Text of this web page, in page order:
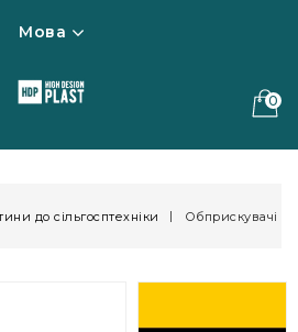
Мова
0
до сільгосптехніки Обприскувачі